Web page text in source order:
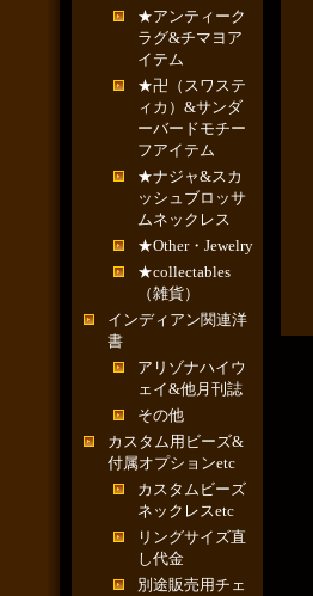
★アンティーク
ラグ&チマヨア
イテム
★卍（スワステ
ィカ）&サンダ
ーバードモチー
フアイテム
★ナジャ&スカ
ッシュブロッサ
ムネックレス
★Other・Jewelry
★collectables
（雑貨）
インディアン関連洋
書
アリゾナハイウ
ェイ&他月刊誌
その他
カスタム用ビーズ&
付属オプションetc
カスタムビーズ
ネックレスetc
リングサイズ直
し代金
別途販売用チェ